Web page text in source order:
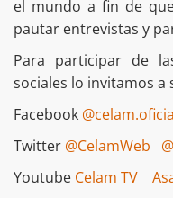
el mundo a fin de
pautar entrevistas y
Para participar de
sociales lo invitamos a
Facebook
Twitter @CelamWeb
Youtube Celam TV